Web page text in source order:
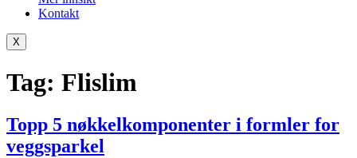
Kontakt
X
Tag: Flislim
Topp 5 nøkkelkomponenter i formler for
veggsparkel